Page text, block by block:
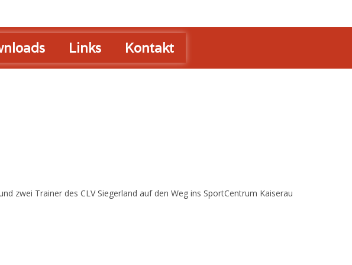
Links Kontakt
zwei Trainer des CLV Siegerland auf den Weg ins SportCentrum Kaiserau